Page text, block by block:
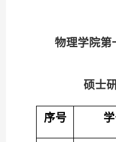
物理学院第
硕士
序号